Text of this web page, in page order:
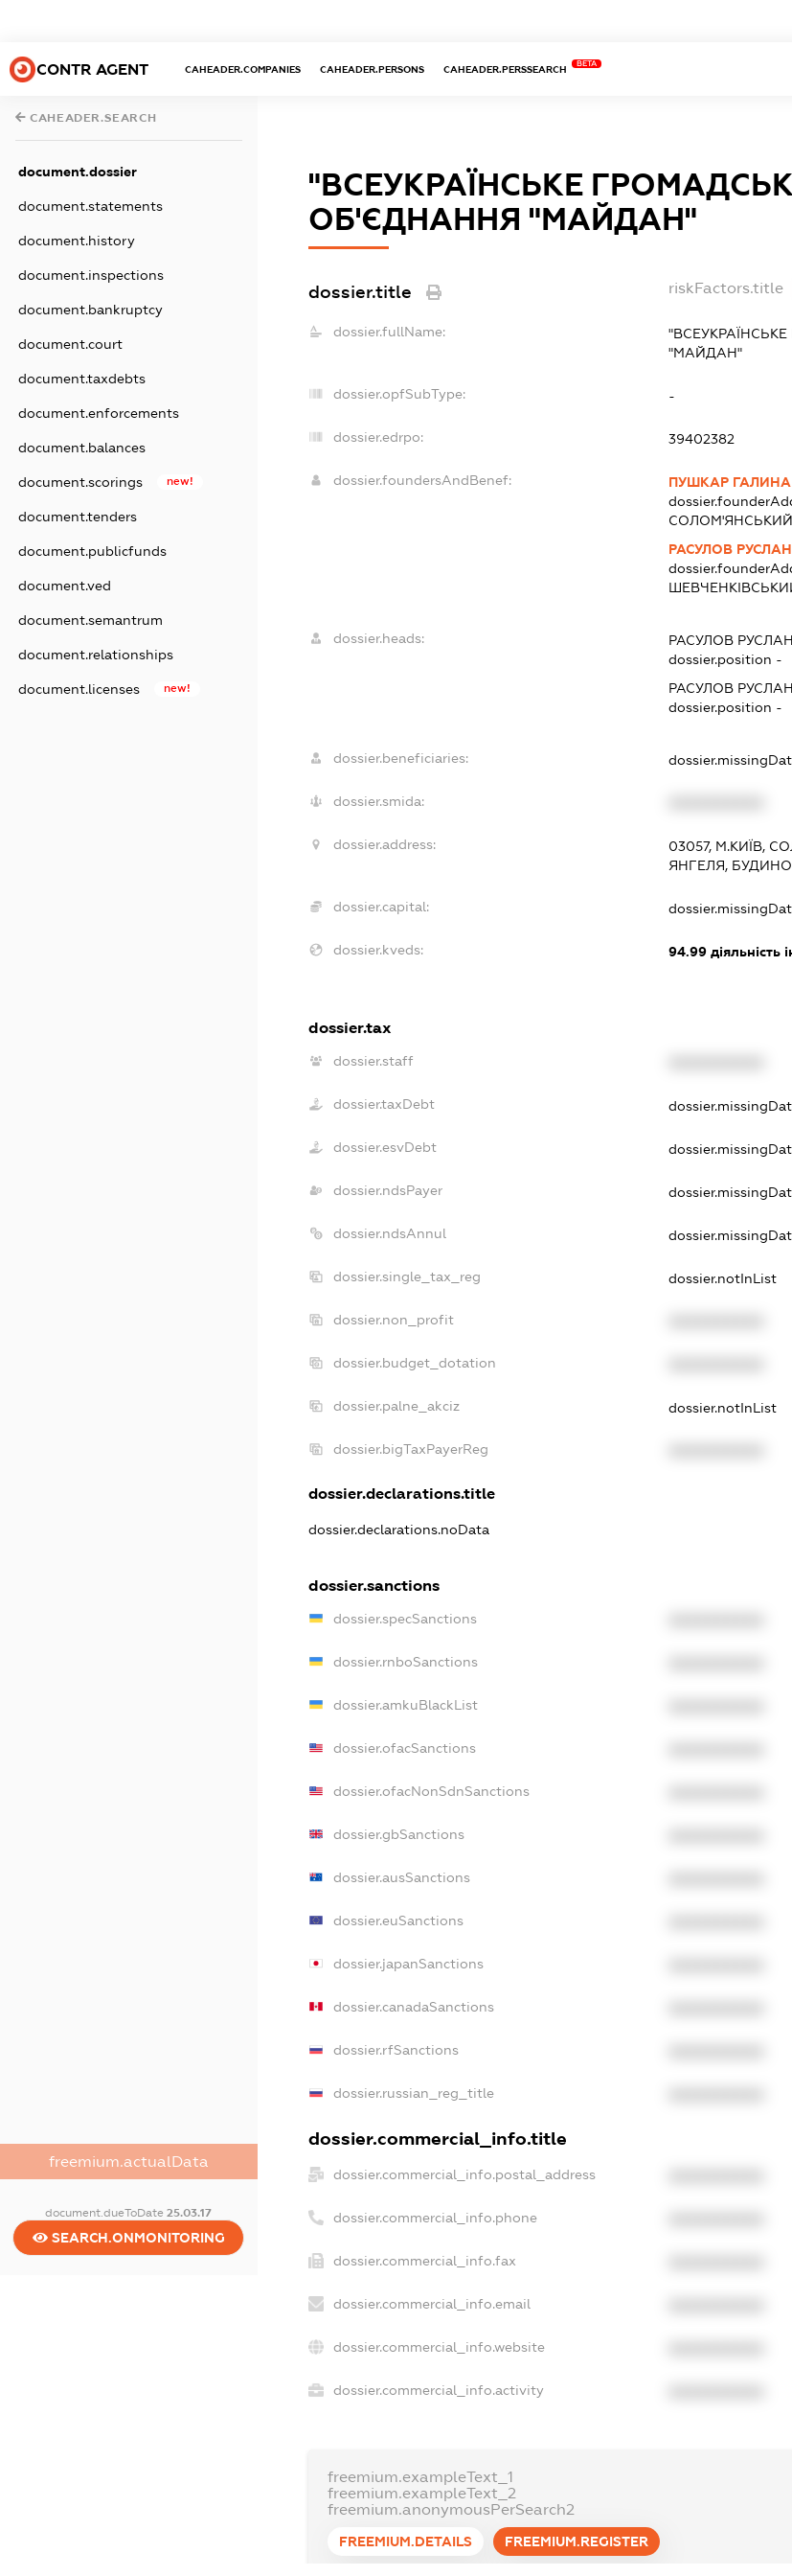
CONTR AGENT CAHEADER.COMPANIES CAHEADER.PERSONS CAHEADER.PERSSEARCH
BETA
CAHEADER.SEARCH
document.dossier
document.statements
document.history
document.inspections
document.bankruptcy
document.court
document.taxdebts
document.enforcements
document.balances
document.scorings new!
document.tenders
document.publicfunds
document.ved
document.semantrum
document.relationships
document.licenses new!
freemium.actualData
document.dueToDate25.03.17
SEARCH.ONMONITORING
"ВСЕУКРАЇНСЬКЕ
ОБ'ЄДНАННЯ "МАЙДАН"
dossier.title riskFactors.title
dossier.fullName:
"МАЙДАН"
dossier.opfSubType: -
dossier.edrpo: 39402382
dossier.foundersAndBenef:
ПУШКАР ГАЛИНА
СОЛОМ'ЯНСЬКИЙ
РАСУЛОВ
dossier.heads: РАСУЛОВ
dossier.position -
РАСУЛОВ
dossier.position -
dossier.beneficiaries:
dossier.smida:
dossier.address:
03057, М.КИЇВ,
ЯНГЕЛЯ,
dossier.capital:
dossier.kveds: 94.99діяльність
dossier.tax
dossier.staff
dossier.taxDebt
dossier.esvDebt
dossier.ndsPayer
dossier.ndsAnnul
dossier.single_tax_reg dossier.notInList
dossier.non_profit
dossier.budget_dotation
dossier.palne_akciz dossier.notInList
dossier.bigTaxPayerReg
dossier.declarations.title
dossier.declarations.noData
dossier.sanctions
dossier.specSanctions
dossier.rnboSanctions
dossier.amkuBlackList
dossier.ofacSanctions
dossier.ofacNonSdnSanctions
dossier.gbSanctions
dossier.ausSanctions
dossier.euSanctions
dossier.japanSanctions
dossier.canadaSanctions
dossier.rfSanctions
dossier.russian_reg_title
dossier.commercial_info.title
dossier.commercial_info.postal_address
dossier.commercial_info.phone
dossier.commercial_info.fax
dossier.commercial_info.email
dossier.commercial_info.website
dossier.commercial_info.activity
freemium.exampleText_1
freemium.exampleText_2
freemium.anonymousPerSearch2
FREEMIUM.DETAILS FREEMIUM.REGISTER